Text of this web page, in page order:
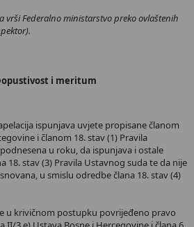
vrši Federalno ministarstvo preko ovlaštenih
i meritum
ispunjava uvjete propisane članom
i članom 18. stav (1) Pravila
u roku, da ispunjava i ostale
18. stav (3) Pravila Ustavnog suda te da nije
u smislu odredbe člana 18. stav (4)
u krivičnom postupku povrijeđeno pravo